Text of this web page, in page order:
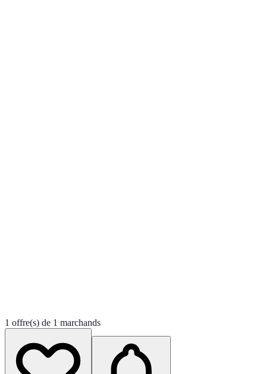
1 offre(s) de 1 marchands